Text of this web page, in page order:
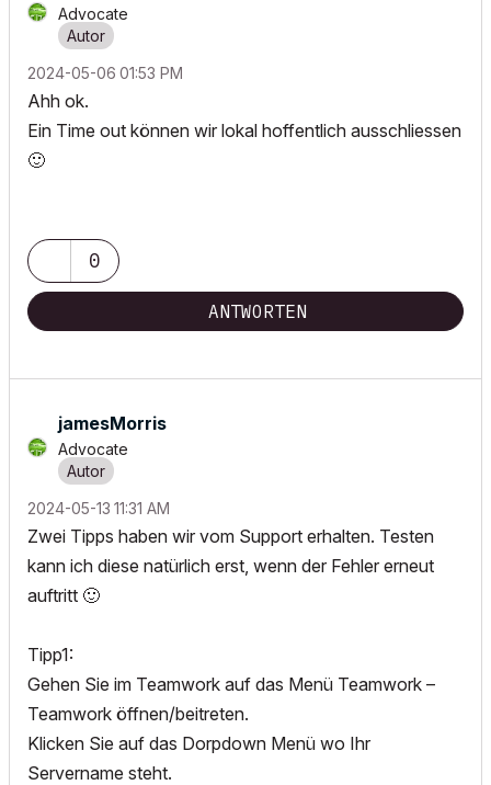
Advocate
‎2024-05-06 01:53 PM
Ahh ok.
Ein Time out können wir lokal hoffentlich ausschliessen
🙂
0
ANTWORTEN
jamesMorris
Advocate
‎2024-05-13 11:31 AM
Zwei Tipps haben wir vom Support erhalten. Testen
kann ich diese natürlich erst, wenn der Fehler erneut
auftritt 🙂
Tipp1:
Gehen Sie im Teamwork auf das Menü Teamwork –
Teamwork öffnen/beitreten.
Klicken Sie auf das Dorpdown Menü wo Ihr
Servername steht.